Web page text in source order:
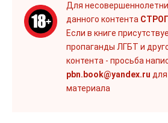
Для
данного контента
Если в книге
пропаганды ЛГБТ и
контента - просьба
pbn.book@yandex.ru
материала